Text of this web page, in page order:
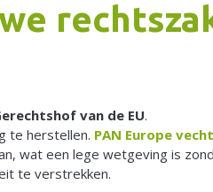
van de EU.
te herstellen. PAN Europe
wat een lege wetgeving is
te verstrekken.